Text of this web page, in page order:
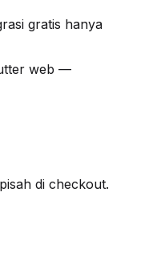
gratis hanya
web —
di checkout.